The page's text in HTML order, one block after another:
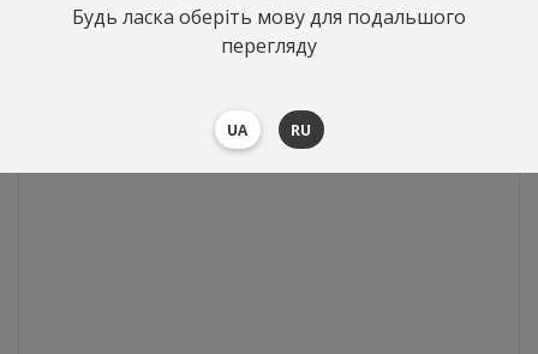
Будь ласка оберіть мову для подальшого
перегляду
UA RU